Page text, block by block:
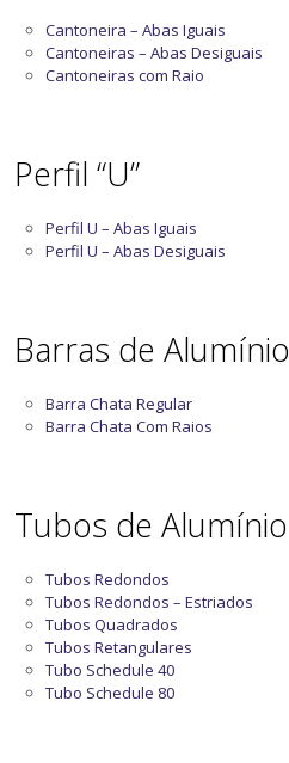
Cantoneira – Abas Iguais
Cantoneiras – Abas Desiguais
Cantoneiras com Raio
Perfil “U”
Perfil U – Abas Iguais
Perfil U – Abas Desiguais
Barras de Alumínio
Barra Chata Regular
Barra Chata Com Raios
Tubos de Alumínio
Tubos Redondos
Tubos Redondos – Estriados
Tubos Quadrados
Tubos Retangulares
Tubo Schedule 40
Tubo Schedule 80